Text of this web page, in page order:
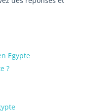
Egypte
?